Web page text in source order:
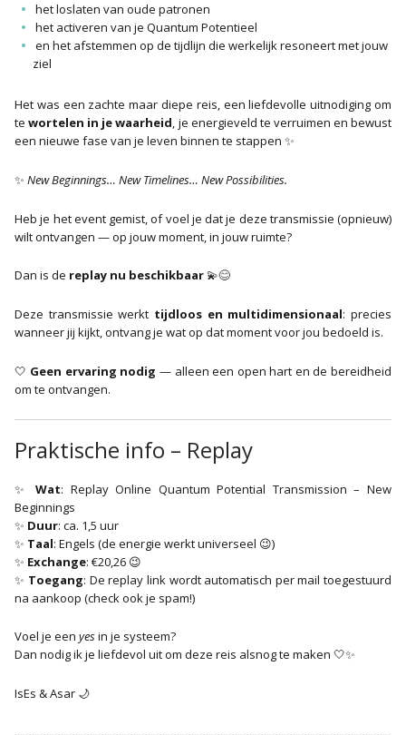
het loslaten van oude patronen
het activeren van je Quantum Potentieel
en het afstemmen op de tijdlijn die werkelijk resoneert met jouw
ziel
Het was een zachte maar diepe reis, een liefdevolle uitnodiging om
tewortelen in je waarheid, je energieveld te verruimen en bewust
een nieuwe fase van je leven binnen te stappen ✨
✨ New Beginnings… New Timelines… New Possibilities.
Heb je het event gemist, of voel je dat je deze transmissie (opnieuw)
wilt ontvangen — op jouw moment, in jouw ruimte?
Dan is de replay nu beschikbaar💫😊
Deze transmissie werkt tijdloos en multidimensionaal: precies
wanneer jij kijkt, ontvang je wat op dat moment voor jou bedoeld is.
🤍 Geen ervaring nodig — alleen een open hart en de bereidheid
om te ontvangen.
Praktische info – Replay
✨Wat: Replay Online Quantum Potential Transmission – New
Beginnings
✨ Duur: ca. 1,5 uur
✨ Taal: Engels (de energie werkt universeel 😉)
✨ Exchange: €20,26 😉
✨ Toegang: De replay link wordt automatisch per mail toegestuurd
na aankoop (check ook je spam!)
Voel je een yesin je systeem?
Dan nodig ik je liefdevol uit om deze reis alsnog te maken 🤍✨
IsEs & Asar 🌙